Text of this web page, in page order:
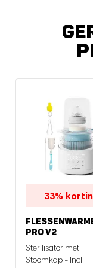
33%
PRO V2
Sterilisator met
Stoomkap - Incl.